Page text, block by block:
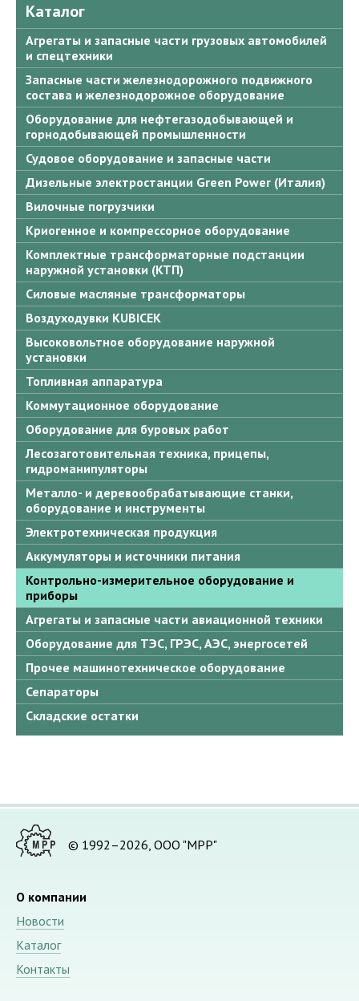
Каталог
Агрегаты и запасные части грузовых автомобилей
и спецтехники
Запасные части железнодорожного подвижного
состава и железнодорожное оборудование
Оборудование для нефтегазодобывающей и
горнодобывающей промышленности
Судовое оборудование и запасные части
Дизельные электростанции Green Power (Италия)
Вилочные погрузчики
Криогенное и компрессорное оборудование
Комплектные трансформаторные подстанции
наружной установки (КТП)
Силовые масляные трансформаторы
Воздуходувки KUBICEK
Высоковольтное оборудование наружной
установки
Топливная аппаратура
Коммутационное оборудование
Оборудование для буровых работ
Лесозаготовительная техника, прицепы,
гидроманипуляторы
Металло- и деревообрабатывающие станки,
оборудование и инструменты
Электротехническая продукция
Аккумуляторы и источники питания
Контрольно-измерительное оборудование и
приборы
Агрегаты и запасные части авиационной техники
Оборудование для ТЭС, ГРЭС, АЭС, энергосетей
Прочее машинотехническое оборудование
Сепараторы
Складские остатки
© 1992–2026, ООО "МРР"
О компании
Новости
Каталог
Контакты